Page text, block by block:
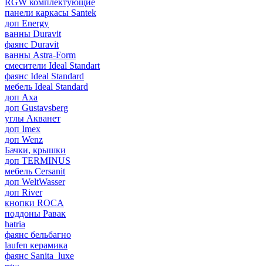
RGW комплектующие
панели каркасы Santek
доп Energy
ванны Duravit
фаянс Duravit
ванны Astra-Form
смесители Ideal Standart
фаянс Ideal Standard
мебель Ideal Standard
доп Axa
доп Gustavsberg
углы Акванет
доп Imex
доп Wenz
Бачки, крышки
доп TERMINUS
мебель Cersanit
доп WeltWasser
доп River
кнопки ROCA
поддоны Равак
hatria
фаянс бельбагно
laufen керамика
фаянс Sanita_luxe